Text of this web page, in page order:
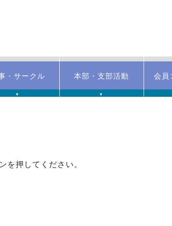
・サークル
▼
本部・支部活動
▼
会員
押してください。